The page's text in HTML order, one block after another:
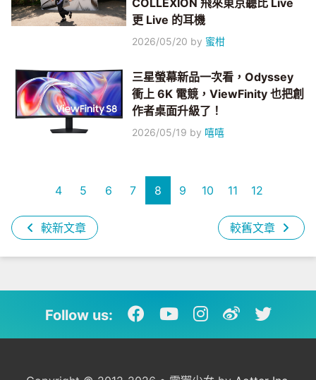
COLLEXION 飛來東京聽比 Live
更 Live 的耳機
2026/05/20 by 蜜柑
三星螢幕新品一次看，Odyssey
衝上 6K 電競，ViewFinity 也把創
作者桌面升級了！
2026/05/19 by 嘻嘻
較新文章
4 5 6 7 8 9 10 11 12
較舊文章
Follow us: